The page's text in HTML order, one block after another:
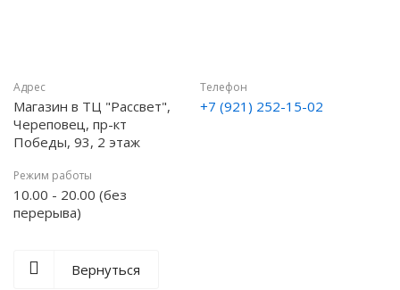
Адрес
Магазин в ТЦ "Рассвет",
Череповец, пр-кт
Победы, 93, 2 этаж
Телефон
+7 (921) 252-15-02
Режим работы
10.00 - 20.00 (без
перерыва)
Вернуться